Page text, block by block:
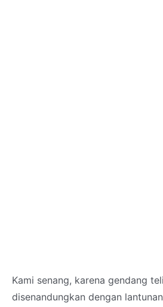
Kami senang, karena gendang
disenandungkan dengan